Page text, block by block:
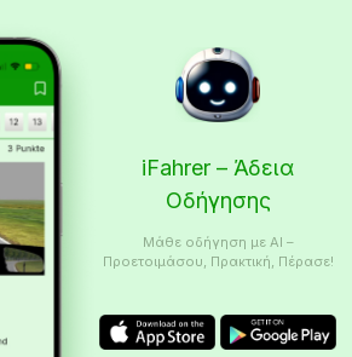
iFahrer – Άδεια
Οδήγησης
Μάθε οδήγηση με AI –
Προετοιμάσου, Πρακτική, Πέρασε!